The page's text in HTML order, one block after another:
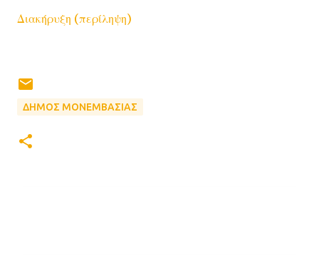
Διακήρυξη (περίληψη)
ΔΗΜΟΣ ΜΟΝΕΜΒΑΣΙΑΣ